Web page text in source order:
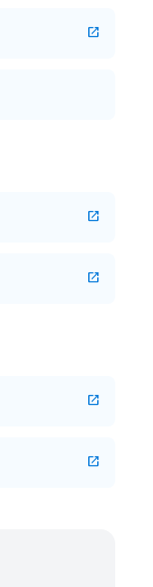
open_in_new
open_in_new
open_in_new
open_in_new
open_in_new